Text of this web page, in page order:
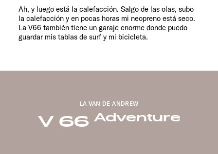
Ah, y luego está la calefacción. Salgo de las olas, subo
la calefacción y en pocas horas mi neopreno está seco.
La V66 también tiene un garaje enorme donde puedo
guardar mis tablas de surf y mi bicicleta.
LA VAN DE ANDREW
V 66 Adventure